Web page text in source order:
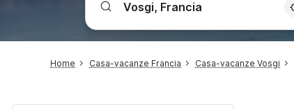
Home Casa-vacanze Francia Casa-vacanze Vosgi